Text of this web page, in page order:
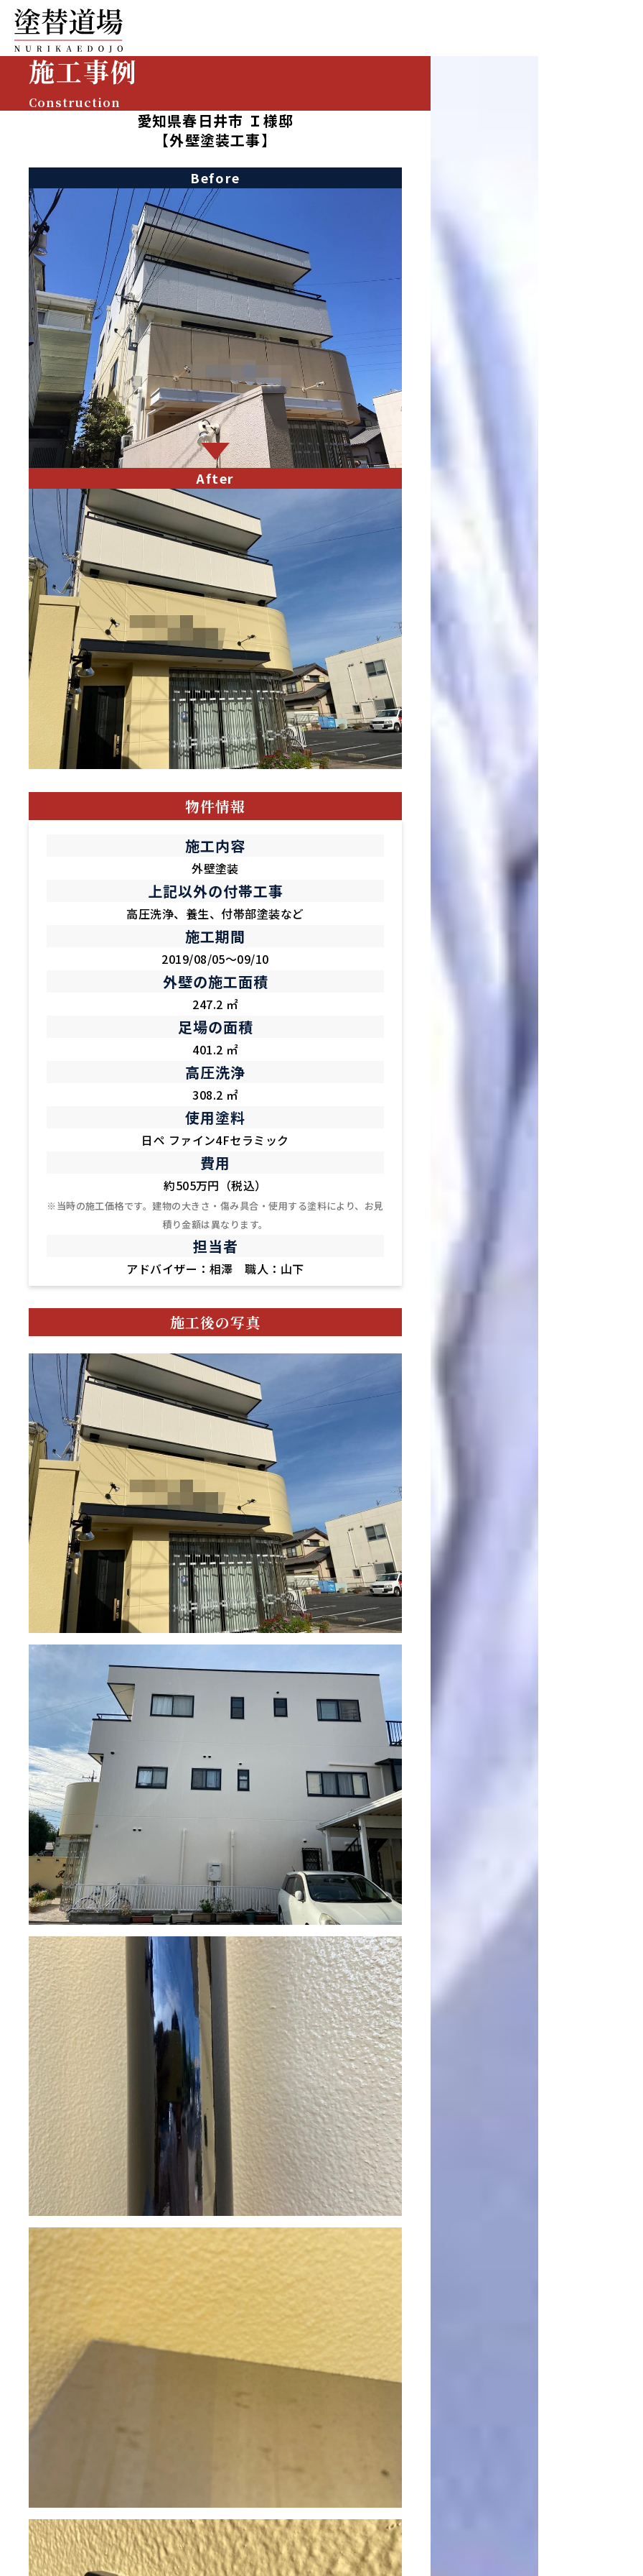
施工事例
Construction
愛知県春日井市 Ｉ様邸
【外壁塗装工事】
Before
After
物件情報
施工内容
外壁塗装
上記以外の付帯工事
高圧洗浄、養生、付帯部塗装など
施工期間
2019/08/05～09/10
外壁の施工面積
247.2 ㎡
足場の面積
401.2 ㎡
高圧洗浄
308.2 ㎡
使用塗料
日ペ ファイン4Fセラミック
費用
約505万円（税込）
※当時の施工価格です。建物の大きさ・傷み具合・使用する塗料により、お見
積り金額は異なります。
担当者
アドバイザー：相澤 職人：山下
施工後の写真